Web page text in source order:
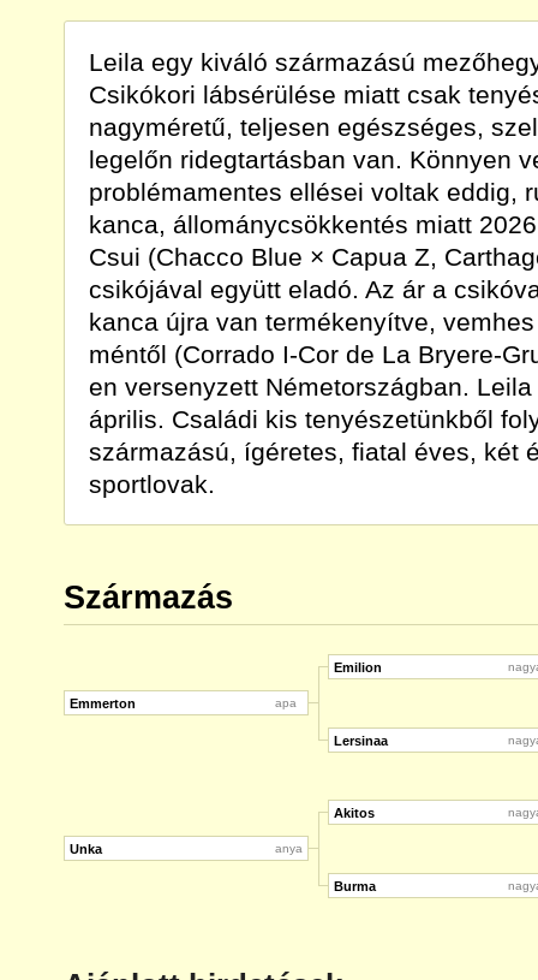
Leila egy kiváló származású
Csikókori lábsérülése miatt csak
nagyméretű, teljesen egészséges,
legelőn ridegtartásban van. Könnyen
problémamentes ellései voltak eddig,
kanca, állománycsökkentés miatt
Csui (Chacco Blue × Capua Z,
csikójával együtt eladó. Az ár a
kanca újra van termékenyítve,
méntől (Corrado I-Cor de La Bryere-
en versenyzett Németországban.
április. Családi kis tenyészetünkből
származású, ígéretes, fiatal éves, két
sportlovak.
Származás
Emmerton apa
Unka anya
Emilion
Lersinaa
Akitos
Burma